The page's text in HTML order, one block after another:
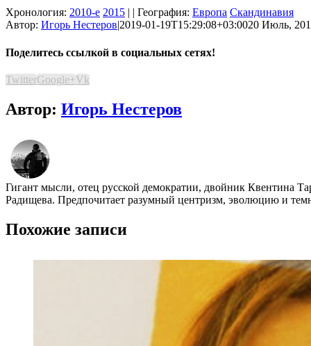
Хронология: 2010-е 2015 | | География: Европа Скандинавия
Автор: Игорь Нестеров|2019-01-19T15:29:08+03:0020 Июль,
Поделитесь ссылкой в социальных сетях!
TwitterGoogle+Vk
Автор: Игорь Нестеров
Гигант мысли, отец русской демократии, двойник Квентина
Радищева. Предпочитает разумный центризм, эволюцию и
Похожие записи